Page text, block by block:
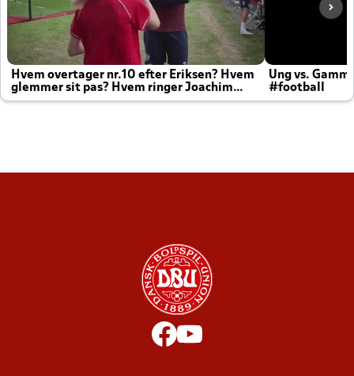
Hvem overtager nr.10 efter Eriksen? Hvem
glemmer sit pas? Hvem ringer Joachim
altid til efter kampe?
Ung vs.
#football